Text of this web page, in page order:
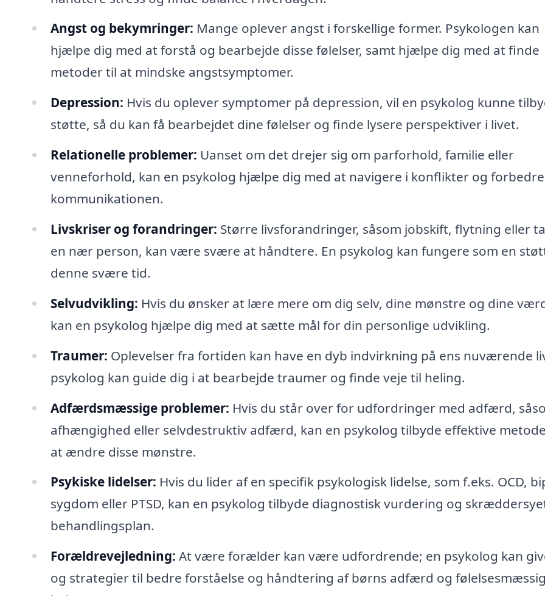
Angst og bekymringer: Mange oplever angst i forskellige former. Psykologen kan
hjælpe dig med at forstå og bearbejde disse følelser, samt hjælpe dig med at finde
metoder til at mindske angstsymptomer.
Depression: Hvis du oplever symptomer på depression, vil en psykolog kunne
støtte, så du kan få bearbejdet dine følelser og finde lysere perspektiver i livet.
Relationelle problemer: Uanset om det drejer sig om parforhold, familie eller
venneforhold, kan en psykolog hjælpe dig med at navigere i konflikter og forbedre
kommunikationen.
Livskriser og forandringer: Større livsforandringer, såsom jobskift, flytning eller
en nær person, kan være svære at håndtere. En psykolog kan fungere som en
denne svære tid.
Selvudvikling: Hvis du ønsker at lære mere om dig selv, dine mønstre og dine
kan en psykolog hjælpe dig med at sætte mål for din personlige udvikling.
Traumer: Oplevelser fra fortiden kan have en dyb indvirkning på ens nuværende
psykolog kan guide dig i at bearbejde traumer og finde veje til heling.
Adfærdsmæssige problemer: Hvis du står over for udfordringer med adfærd,
afhængighed eller selvdestruktiv adfærd, kan en psykolog tilbyde effektive
at ændre disse mønstre.
Psykiske lidelser: Hvis du lider af en specifik psykologisk lidelse, som f.eks. OCD,
sygdom eller PTSD, kan en psykolog tilbyde diagnostisk vurdering og
behandlingsplan.
Forældrevejledning: At være forælder kan være udfordrende; en psykolog kan
og strategier til bedre forståelse og håndtering af børns adfærd og